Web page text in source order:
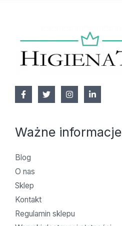
Ważne informacje
Blog
O nas
Sklep
Kontakt
Regulamin sklepu